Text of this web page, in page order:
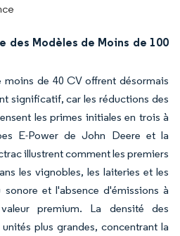
des Modèles de Moins de 100
de 40 CV offrent désormais
significatif, car les réductions des
les primes initiales en trois à
E-Power de John Deere et la
illustrent comment les premiers
les vignobles, les laiteries et les
et l'absence d'émissions à
premium. La densité des
plus grandes, concentrant la